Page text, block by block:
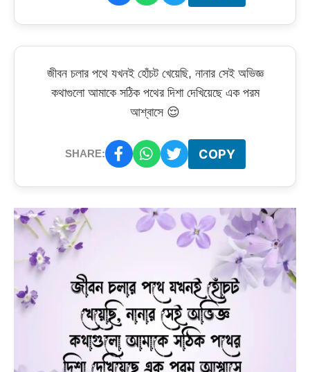
জীবন চলার পথে যখনই হোঁচট খেয়েছি, নানার সেই অভিজ্ঞ
কথাগুলো আমাকে সঠিক পথের দিশা দেখিয়েছে এক পরম
আশ্বাসে 😌
SHARE: COPY